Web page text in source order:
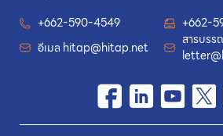
+662-590-4549
+662-
อีเมล hitap@hitap.net
สารบร